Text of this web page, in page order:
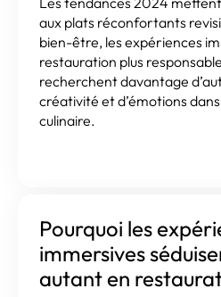
aux plats réconfortants
bien-être, les expériences
restauration plus
recherchent davantage
créativité et d’émotions
culinaire.
Pourquoi les
immersives
autant en